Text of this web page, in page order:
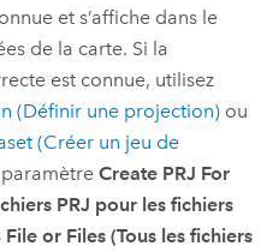
et s’affiche dans le
de la carte. Si la
est connue, utilisez
(Définir une projection) ou
(Créer un jeu de
paramètreCreate PRJ For
PRJ pour les fichiers
File or Files (Tous les fichiers